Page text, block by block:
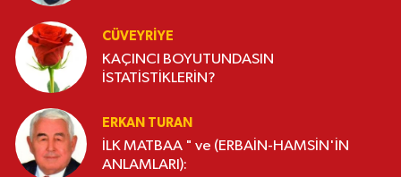
CÜVEYRIYE
KAÇINCI BOYUTUNDASIN
İSTATİSTİKLERİN?
ERKAN TURAN
İLK MATBAA " ve (ERBAİN-HAMSİN'İN
ANLAMLARI):